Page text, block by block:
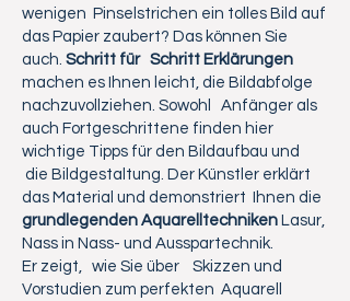
wenigen Pinselstrichen ein tolles Bild auf
das Papier zaubert? Das können Sie
auch. Schritt für Schritt Erklärungen
machen es Ihnen leicht, die Bildabfolge
nachzuvollziehen. Sowohl Anfänger als
auch Fortgeschrittene finden hier
wichtige Tipps für den Bildaufbau und
die Bildgestaltung. Der Künstler erklärt
das Material und demonstriert Ihnen die
grundlegenden Aquarelltechniken Lasur,
Nass in Nass- und Ausspartechnik.
Er zeigt, wie Sie über Skizzen und
Vorstudien zum perfekten Aquarell